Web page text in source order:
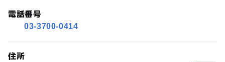
電話番号
03-3700-0414
住所